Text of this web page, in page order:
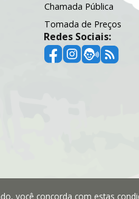
Chamada Pública
Tomada de Preços
Redes Sociais:
você concorda com estas